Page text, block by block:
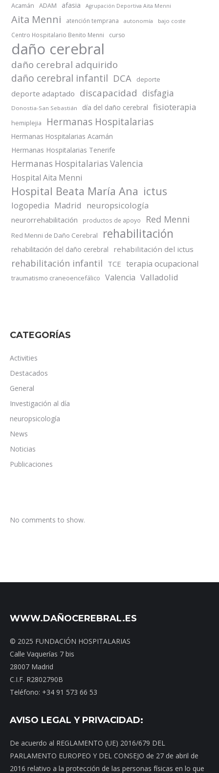
Acamán ADAM afasia Agrupación Deportiva Aita Menni
Aita Menni atención temprana autonomía bajo coste
Centro Hospitalario Benito Menni curso
daño cerebral
daño cerebral adquirido
daño cerebral infantil DCA deporte
deporte adaptado discapacidad disfagia
Donostia-San Sebastián día del daño cerebral fisioterapia
hemiplejia Hermanas Hospitalarias
Hermanas Hospitalarias Acamán
Hermanas Hospitalarias Tenerife
Hermanas Hospitalarias Valencia
Hospital Aita Menni
Hospital Beata María Ana ictus
logopedia Madrid neuropsicología
neurorrehabilitación productos de apoyo Red Menni
Red Menni de Daño Cerebral rehabilitación
rehabilitación del daño cerebral rehabilitación del ictus
rehabilitación infantil TCE terapia ocupacional
traumatismo craneoencefálico Valencia Valladolid
CATEGORÍAS
Activities
Destacados
General
Investigación al día
neuropsicología
News
Noticias
Publicaciones
No comments to show.
WWW.DAÑOCEREBRAL.ES
© 2025 FUNDACIÓN HOSPITALARIAS
Calle Vaquerías 7 bis
28007 Madrid
C.I.F. R2802790B
Teléfono: +34 91 573 66 53
AVISO LEGAL Y PRIVACIDAD:
De acuerdo al REGLAMENTO (UE) 2016/679 DEL
PARLAMENTO EUROPEO Y DEL CONSEJO de 27 de abril de
2016 relativo a la protección de las personas físicas en lo que